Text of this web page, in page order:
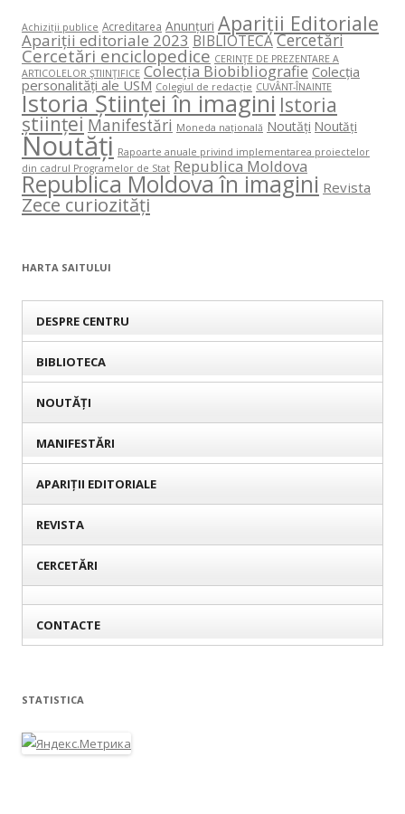
Achiziții publice Acreditarea Anunțuri Apariții Editoriale
Apariții editoriale 2023 BIBLIOTECACercetări
Cercetări enciclopedice CERINŢE DE PREZENTARE A
ARTICOLELOR ŞTIINŢIFICE Colecția Biobibliografie Colecția
personalități ale USM Colegiul de redacție CUVÂNT-ÎNAINTE
Istoria Științei în imagini Istoria
științei Manifestări Moneda națională Noutăți Noutăți
Noutăți Rapoarte anuale privind implementarea proiectelor
din cadrul Programelor de Stat Republica Moldova
Republica Moldova în imagini Revista
Zece curiozități
HARTA SAITULUI
DESPRE CENTRU
BIBLIOTECA
NOUTĂȚI
MANIFESTĂRI
APARIȚII EDITORIALE
REVISTA
CERCETĂRI
CONTACTE
STATISTICA